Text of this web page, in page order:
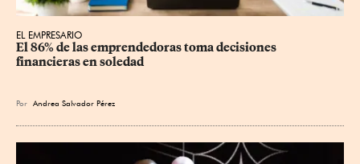
EL EMPRESARIO
El 86% de las emprendedoras toma decisiones
financieras en soledad
Por Andrea Salvador Pérez